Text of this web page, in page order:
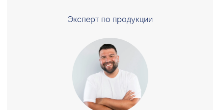
Эксперт по продукции